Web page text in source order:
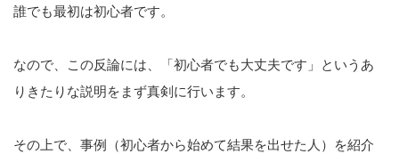
誰でも最初は初心者です。
なので、この反論には、「初心者でも大丈夫です」というあ
りきたりな説明をまず真剣に行います。
その上で、事例（初心者から始めて結果を出せた人）を紹介